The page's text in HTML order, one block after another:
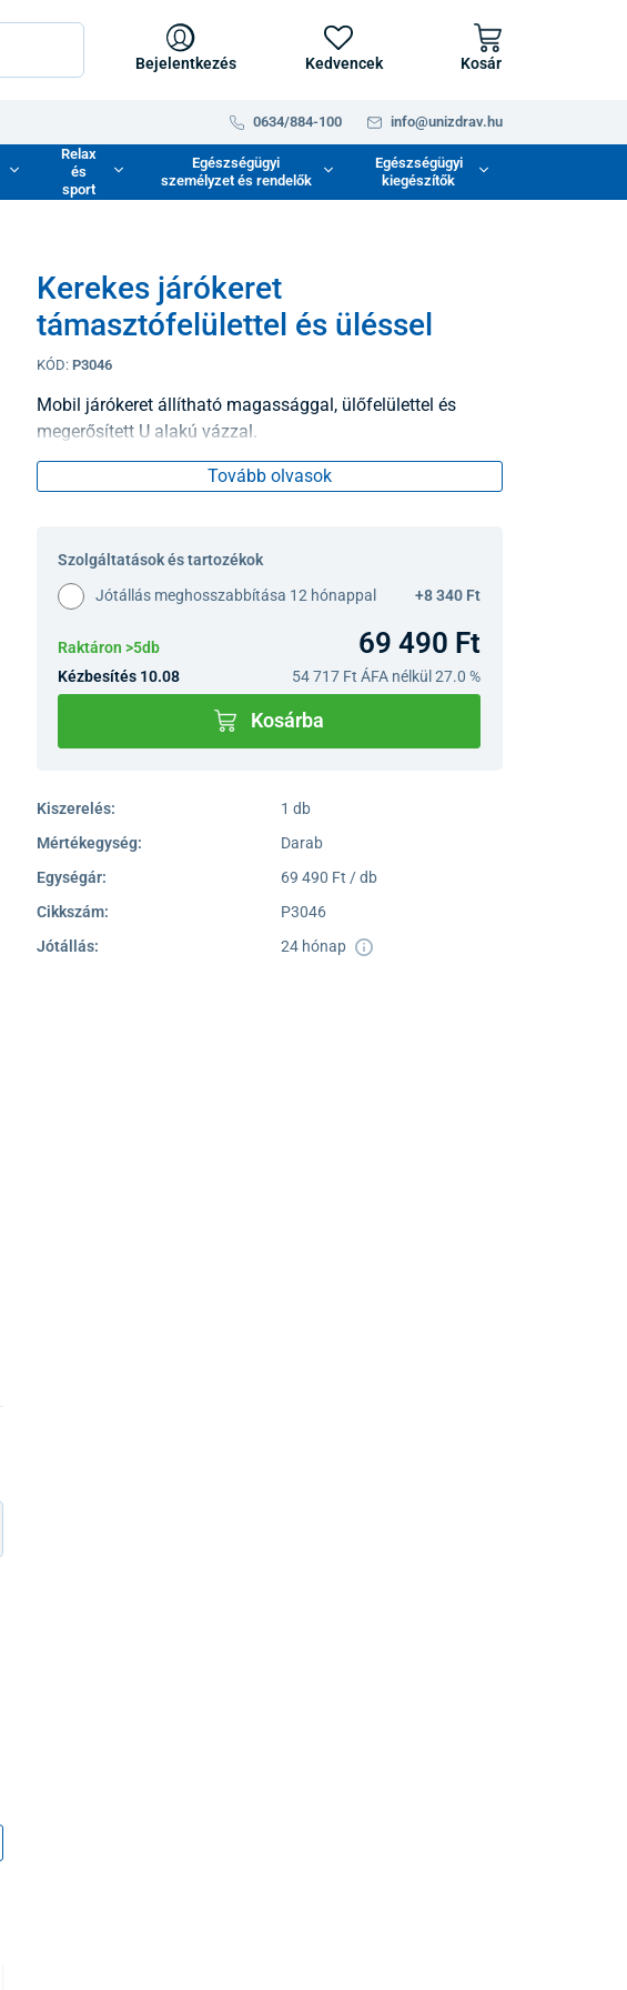
Bejelentkezés Kedvencek Kosár
0634/884-100 info@unizdrav.hu
Relax
és
sport
Egészségügyi
személyzet és rendelők
Egészségügyi
kiegészítők
Kerekes járókeret
támasztófelülettel és üléssel
KÓD: P3046
Mobil járókeret állítható magassággal, ülőfelülettel és
megerősített U alakú vázzal.
Tovább olvasok
Szolgáltatások és tartozékok
Jótállás meghosszabbítása 12 hónappal +8 340 Ft
Raktáron >5db 69 490 Ft
Kézbesítés 10.08 54 717 Ft ÁFA nélkül 27.0 %
Kosárba
Kiszerelés:
1 db
Mértékegység:
Darab
Egységár:
69 490 Ft / db
Cikkszám:
P3046
Jótállás:
24 hónap